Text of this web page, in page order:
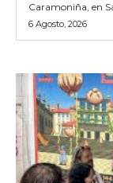
Caramoniña, en
6 Agosto, 2026